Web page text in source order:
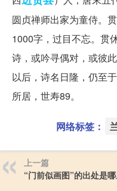
圆贞禅师出家为童侍。
1000字，过目不忘。贯
诗，或吟寻偶对，或彼
以后，诗名日隆，仍至
所居，世寿89。
网络标签：
上一篇
“门前似画图”的出处是